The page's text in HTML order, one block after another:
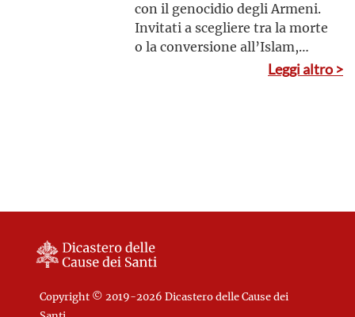
con il genocidio degli Armeni.
Invitati a scegliere tra la morte
o la conversione all’Islam,
rimasero saldamente fermiLeggi altro >
Copyright © 2019-2026 Dicastero delle Cause dei